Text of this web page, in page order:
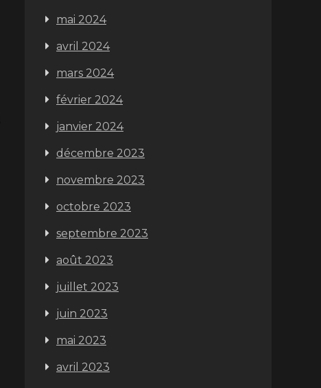
mai 2024
avril 2024
mars 2024
février 2024
janvier 2024
décembre 2023
novembre 2023
octobre 2023
septembre 2023
août 2023
juillet 2023
juin 2023
mai 2023
avril 2023